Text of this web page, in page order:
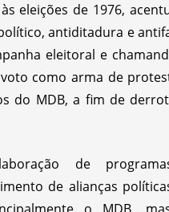
eleições de 1976,
antiditadura e
eleitoral e
como arma de
do MDB, a fim de
de
de alianças